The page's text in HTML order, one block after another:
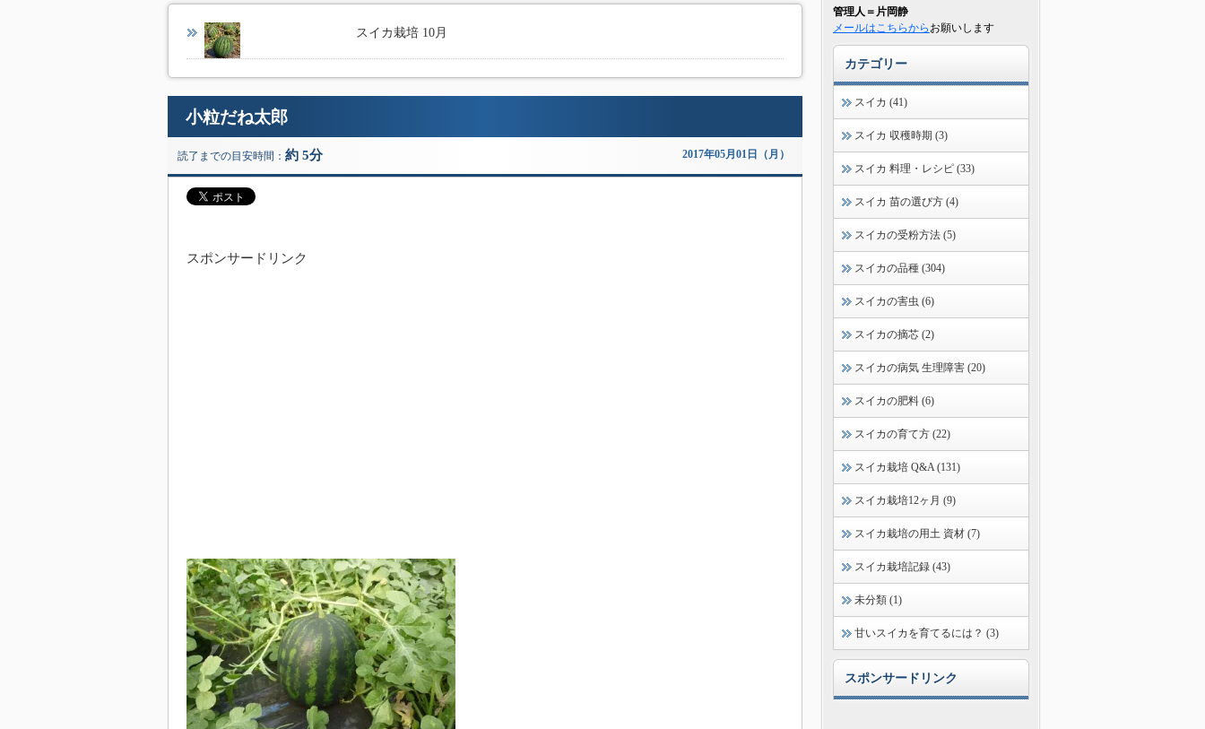
スイカ栽培 10月
小粒だね太郎
読了までの目安時間： 約 5分 2017年05月01日（月）
スポンサードリンク
管理人＝片岡静
メールはこちらから お願いします
カテゴリー
スイカ (41)
スイカ 収穫時期 (3)
スイカ 料理・レシピ (33)
スイカ 苗の選び方 (4)
スイカの受粉方法 (5)
スイカの品種 (304)
スイカの害虫 (6)
スイカの摘芯 (2)
スイカの病気 生理障害 (20)
スイカの肥料 (6)
スイカの育て方 (22)
スイカ栽培 Q&A (131)
スイカ栽培12ヶ月 (9)
スイカ栽培の用土 資材 (7)
スイカ栽培記録 (43)
未分類 (1)
甘いスイカを育てるには？ (3)
スポンサードリンク